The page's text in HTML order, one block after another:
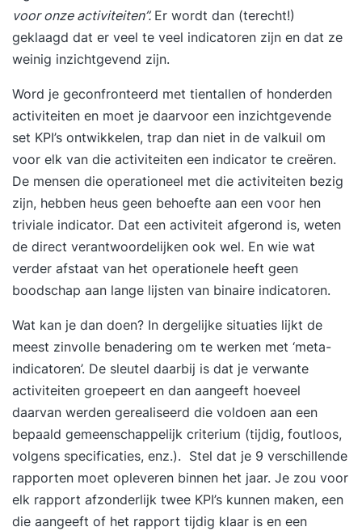
voor onze activiteiten”. Er wordt dan (terecht!)
geklaagd dat er veel te veel indicatoren zijn en dat ze
weinig inzichtgevend zijn.
Word je geconfronteerd met tientallen of honderden
activiteiten en moet je daarvoor een inzichtgevende
set KPI’s ontwikkelen, trap dan niet in de valkuil om
voor elk van die activiteiten een indicator te creëren.
De mensen die operationeel met die activiteiten bezig
zijn, hebben heus geen behoefte aan een voor hen
triviale indicator. Dat een activiteit afgerond is, weten
de direct verantwoordelijken ook wel. En wie wat
verder afstaat van het operationele heeft geen
boodschap aan lange lijsten van binaire indicatoren.
Wat kan je dan doen? In dergelijke situaties lijkt de
meest zinvolle benadering om te werken met ‘meta-
indicatoren’. De sleutel daarbij is dat je verwante
activiteiten groepeert en dan aangeeft hoeveel
daarvan werden gerealiseerd die voldoen aan een
bepaald gemeenschappelijk criterium (tijdig, foutloos,
volgens specificaties, enz.). Stel dat je 9 verschillende
rapporten moet opleveren binnen het jaar. Je zou voor
elk rapport afzonderlijk twee KPI’s kunnen maken, een
die aangeeft of het rapport tijdig klaar is en een